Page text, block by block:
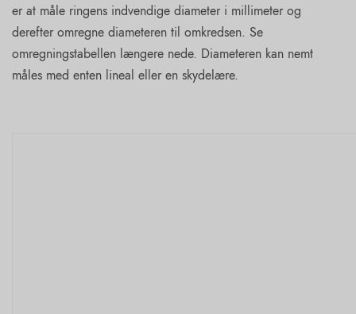
er at måle ringens indvendige diameter i millimeter og
derefter omregne diameteren til omkredsen. Se
omregningstabellen længere nede. Diameteren kan nemt
måles med enten lineal eller en skydelære.